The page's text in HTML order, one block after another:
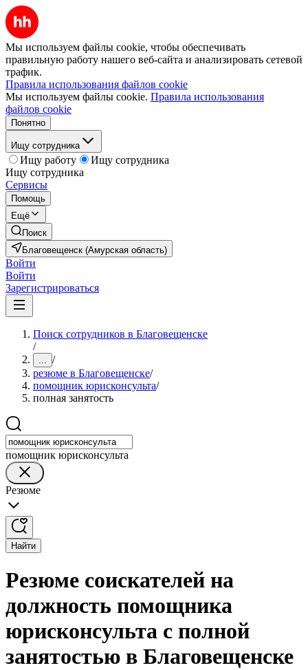
Мы используем файлы cookie, чтобы обеспечивать
правильную работу нашего веб-сайта и анализировать сетевой
трафик.
Правила использования файлов cookie
Мы используем файлы cookie. Правила использования
файлов cookie
Понятно
Ищу сотрудника
Ищу работу
Ищу сотрудника
Ищу сотрудника
Сервисы
Помощь
Ещё
Поиск
Благовещенск (Амурская область)
Войти
Войти
Зарегистрироваться
Поиск сотрудников в Благовещенске
/
... /
резюме в Благовещенске/
помощник юрисконсульта/
полная занятость
помощник юрисконсульта
Резюме
Найти
Резюме соискателей на
должность помощника
юрисконсульта с полной
занятостью в Благовещенске